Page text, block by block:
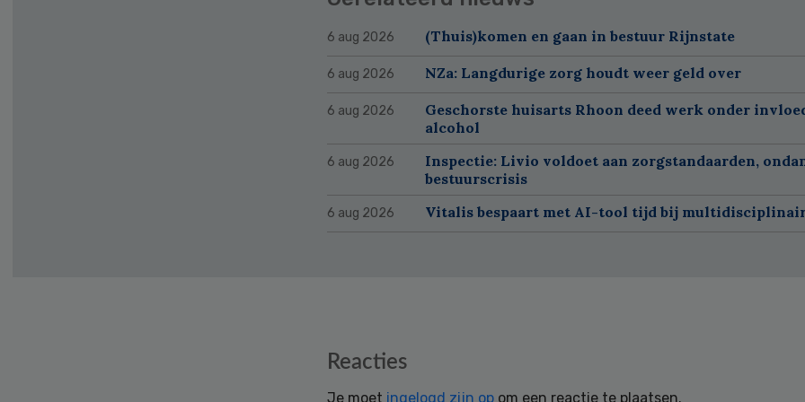
6 aug 2026 (Thuis)komen en gaan in bestuur Rijnstate
6 aug 2026 NZa: Langdurige zorg houdt weer geld over
6 aug 2026
Geschorste huisarts Rhoon deed werk onder
alcohol
6 aug 2026
Inspectie: Livio voldoet aan zorgstandaarden,
bestuurscrisis
6 aug 2026 Vitalis bespaart met AI-tool tijd bij
Reacties
Je moet ingelogd zijn op om een reactie te plaatsen.